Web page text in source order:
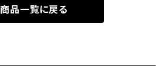
商品一覧に戻る